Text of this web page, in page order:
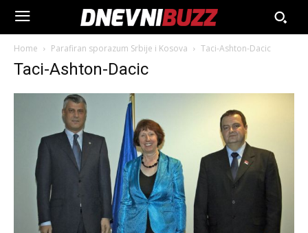
Home Parafiran sporazum Srbije i Kosova Taci-Ashton-Dacic
Taci-Ashton-Dacic